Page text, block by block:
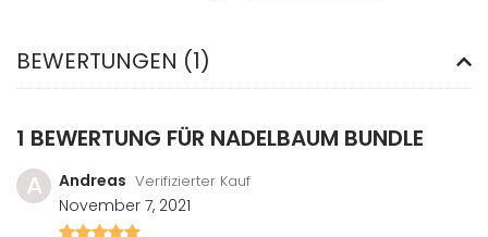
BEWERTUNGEN (1)
1 BEWERTUNG FÜR NADELBAUM BUNDLE
A Andreas Verifizierter Kauf
November 7, 2021